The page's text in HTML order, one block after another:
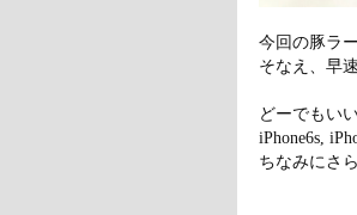
今回の豚ラ
そなえ、早
どーでもい
iPhone6s,
ちなみにさ